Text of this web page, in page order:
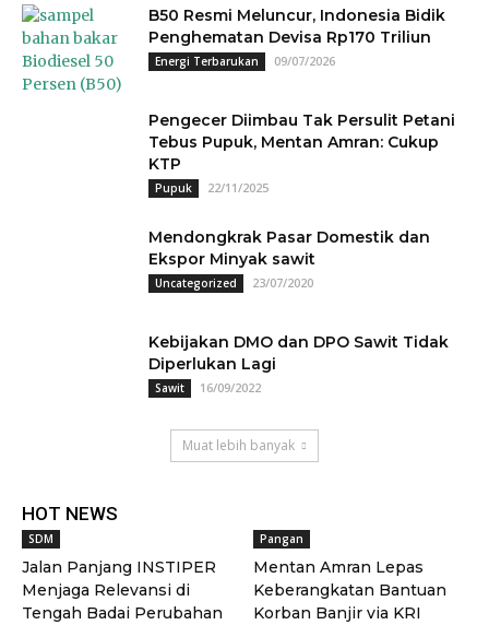
B50 Resmi Meluncur, Indonesia Bidik
Penghematan Devisa Rp170 Triliun
Energi Terbarukan 09/07/2026
Pengecer Diimbau Tak Persulit Petani
Tebus Pupuk, Mentan Amran: Cukup
KTP
Pupuk 22/11/2025
Mendongkrak Pasar Domestik dan
Ekspor Minyak sawit
Uncategorized 23/07/2020
Kebijakan DMO dan DPO Sawit Tidak
Diperlukan Lagi
Sawit 16/09/2022
Muat lebih banyak
HOT NEWS
SDM
Jalan Panjang INSTIPER
Menjaga Relevansi di
Tengah Badai Perubahan
Pangan
Mentan Amran Lepas
Keberangkatan Bantuan
Korban Banjir via KRI